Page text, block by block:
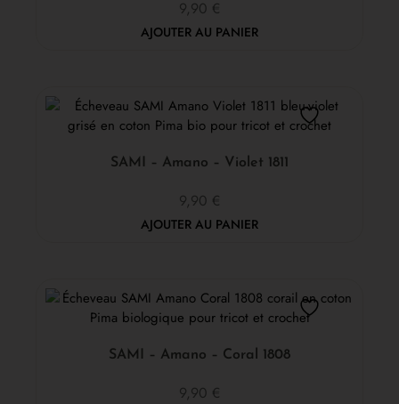
9,90 €
AJOUTER AU PANIER
SAMI – Amano – Violet 1811
9,90 €
AJOUTER AU PANIER
SAMI – Amano – Coral 1808
9,90 €